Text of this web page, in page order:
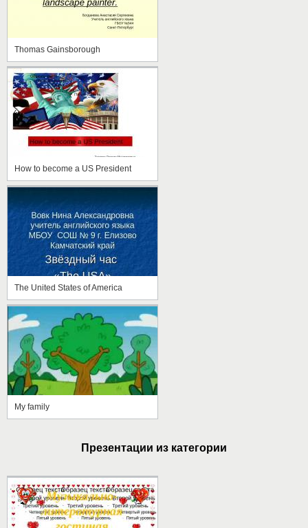
Thomas Gainsborough
How to become a US President
The United States of America
My family
Презентации из категории